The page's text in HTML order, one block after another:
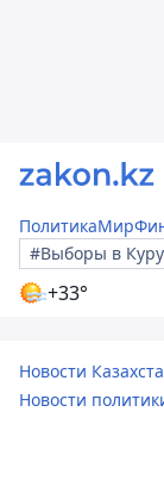
ПолитикаМир
#Выборы в
+33°
Новости
Новости